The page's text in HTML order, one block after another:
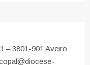
– 3801-901 Aveiro